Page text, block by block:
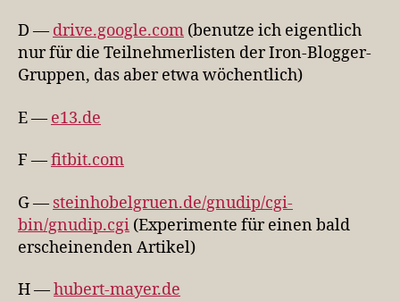
D — drive.google.com (benutze ich eigentlich
nur für die Teilnehmerlisten der Iron-Blogger-
Gruppen, das aber etwa wöchentlich)
E — e13.de
F —fitbit.com
G — steinhobelgruen.de/gnudip/cgi-
bin/gnudip.cgi (Experimente für einen bald
erscheinenden Artikel)
H —hubert-mayer.de